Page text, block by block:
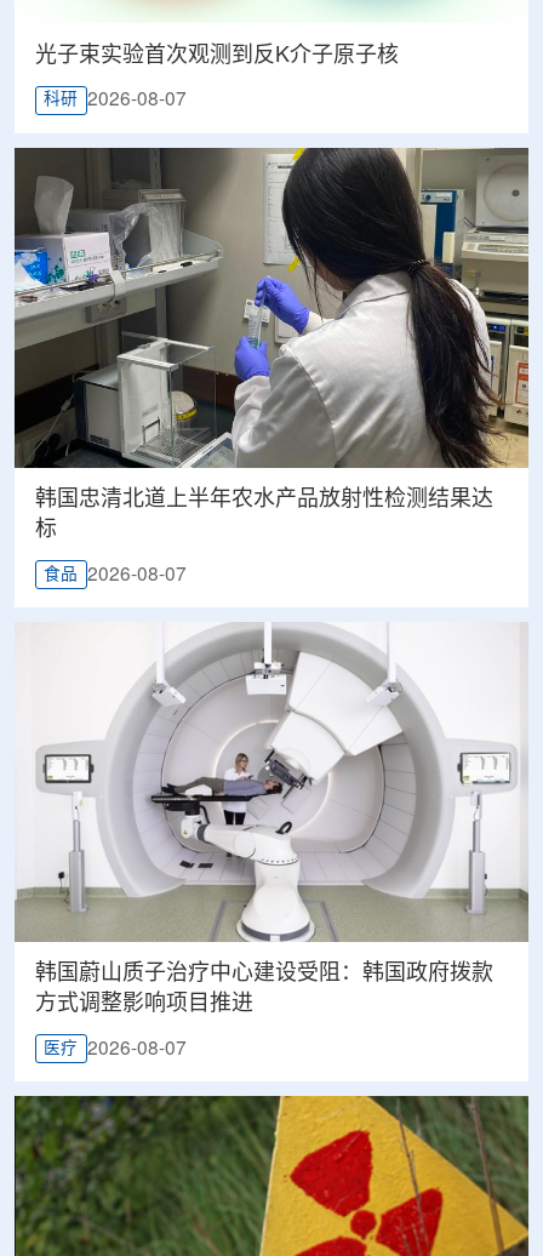
光子束实验首次观测到反K介子原子核
科研 2026-08-07
韩国忠清北道上半年农水产品放射性检测结果达
标
食品 2026-08-07
韩国蔚山质子治疗中心建设受阻：韩国政府拨款
方式调整影响项目推进
医疗 2026-08-07